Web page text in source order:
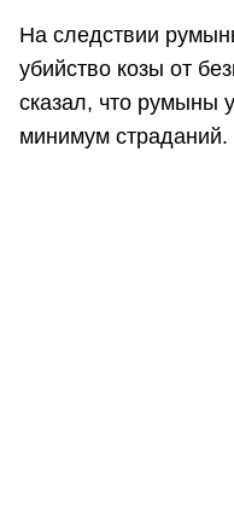
На следствии
убийство козы от
сказал, что румыны
минимум страданий.